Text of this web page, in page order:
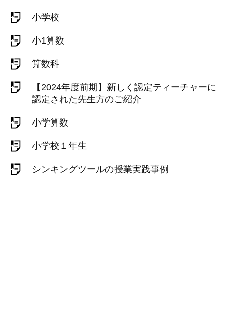
小学校
小1算数
算数科
【2024年度前期】新しく認定ティーチャーに
認定された先生方のご紹介
小学算数
小学校１年生
シンキングツールの授業実践事例